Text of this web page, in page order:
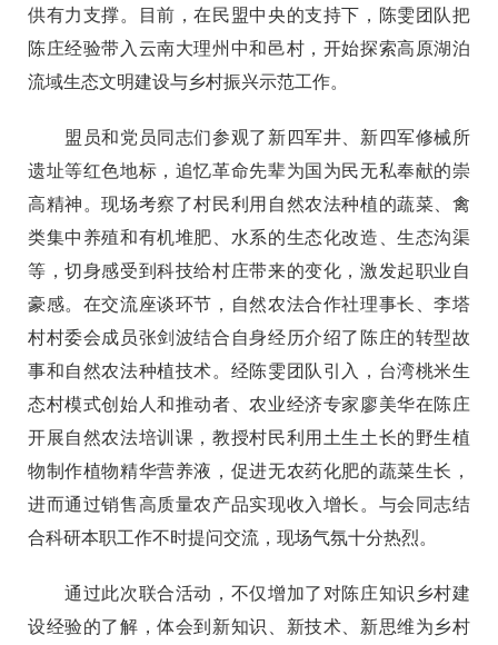
供有力支撑。目前，在民盟中央的支持下，陈雯团队把
陈庄经验带入云南大理州中和邑村，开始探索高原湖泊
流域生态文明建设与乡村振兴示范工作。
盟员和党员同志们参观了新四军井、新四军修械所
遗址等红色地标，追忆革命先辈为国为民无私奉献的崇
高精神。现场考察了村民利用自然农法种植的蔬菜、禽
类集中养殖和有机堆肥、水系的生态化改造、生态沟渠
等，切身感受到科技给村庄带来的变化，激发起职业自
豪感。 在交流座谈环节，自然农法合作社理事长、李塔
村村委会成员张剑波结合自身经历介绍了陈庄的转型故
事和自然农法种植技术。经陈雯团队引入，台湾桃米生
态村模式创始人和推动者、农业经济专家廖美华在陈庄
开展自然农法培训课，教授村民利用土生土长的野生植
物制作植物精华营养液，促进无农药化肥的蔬菜生长，
进而通过销售高质量农产品实现收入增长。与会同志结
合科研本职工作不时提问交流，现场气氛十分热烈。
通过此次联合活动，不仅增加了对陈庄知识乡村建
设经验的了解，体会到新知识、新技术、新思维为乡村